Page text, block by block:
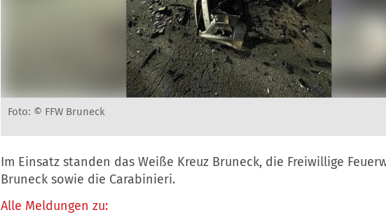
Foto: © FFW Bruneck
Im Einsatz standen das Weiße Kreuz Bruneck, die Freiwillige
Bruneck sowie die Carabinieri.
Alle Meldungen zu: